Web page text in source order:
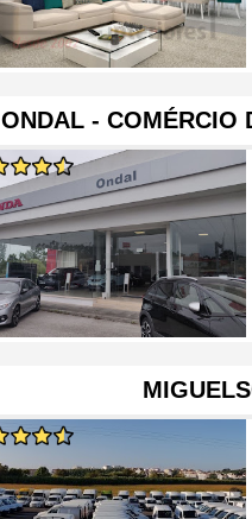
ONDAL - COMÉRCIO